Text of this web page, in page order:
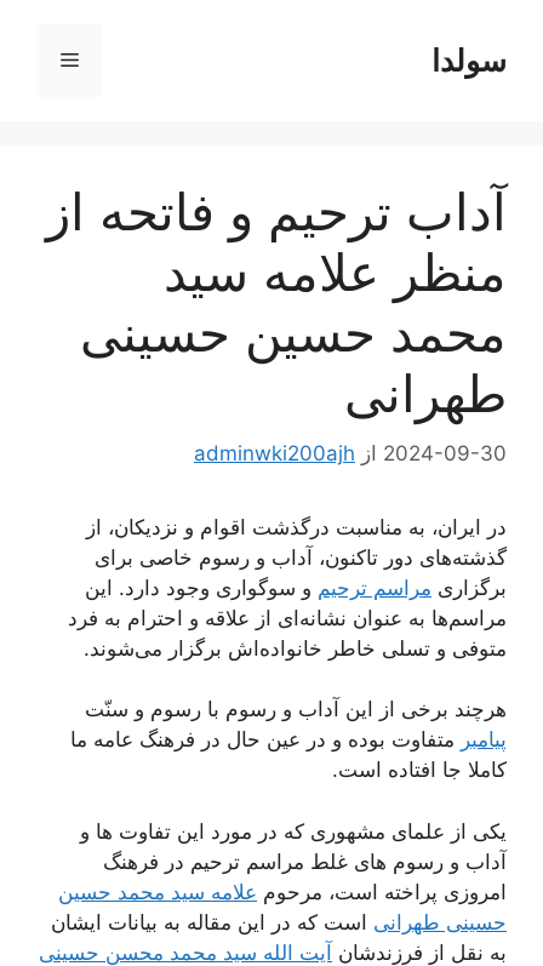
محتواسولدا فهرست
آداب ترحیم و فاتحه از
منظر علامه سید
محمد حسین حسینی
طهرانی
2024-09-30 از adminwki200ajh
در ایران، به مناسبت درگذشت اقوام و نزدیکان، از
گذشته‌های دور تاکنون، آداب و رسوم خاصی برای
برگزاری مراسم ترحیم و سوگواری وجود دارد. این
مراسم‌ها به عنوان نشانه‌ای از علاقه و احترام به فرد
متوفی و تسلی خاطر خانواده‌اش برگزار می‌شوند.
هرچند برخی از این آداب و رسوم با رسوم و سنّت
پیامبر متفاوت بوده و در عین حال در فرهنگ عامه ما
کاملا جا افتاده است.
یکی از علمای مشهوری که در مورد این تفاوت ها و
آداب و رسوم های غلط مراسم ترحیم در فرهنگ
امروزی پراخته است، مرحوم علامه سید محمد حسین
حسینی طهرانی است که در این مقاله به بیانات ایشان
به نقل از فرزندشان آیت الله سید محمد محسن حسینی